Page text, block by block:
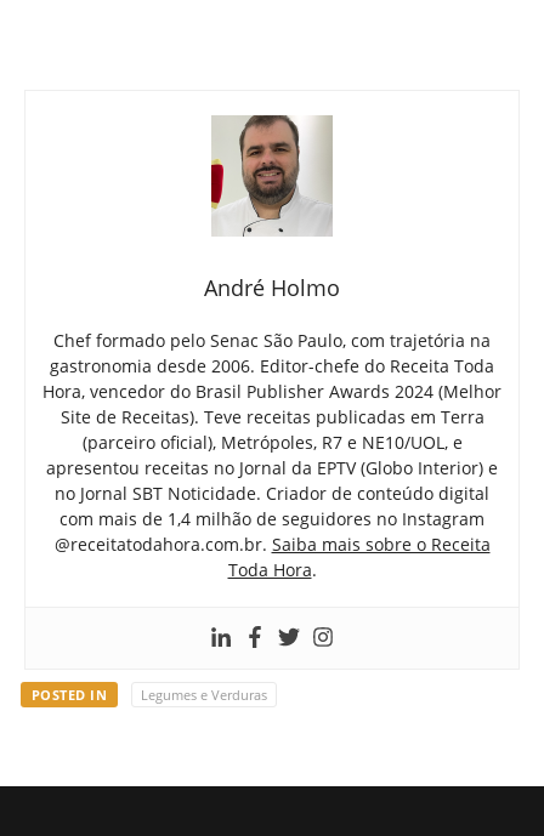
André Holmo
Chef formado pelo Senac São Paulo, com trajetória na
gastronomia desde 2006. Editor-chefe do Receita Toda
Hora, vencedor do Brasil Publisher Awards 2024 (Melhor
Site de Receitas). Teve receitas publicadas em Terra
(parceiro oficial), Metrópoles, R7 e NE10/UOL, e
apresentou receitas no Jornal da EPTV (Globo Interior) e
no Jornal SBT Noticidade. Criador de conteúdo digital
com mais de 1,4 milhão de seguidores no Instagram
@receitatodahora.com.br. Saiba mais sobre o Receita
Toda Hora.
POSTED IN Legumes e Verduras